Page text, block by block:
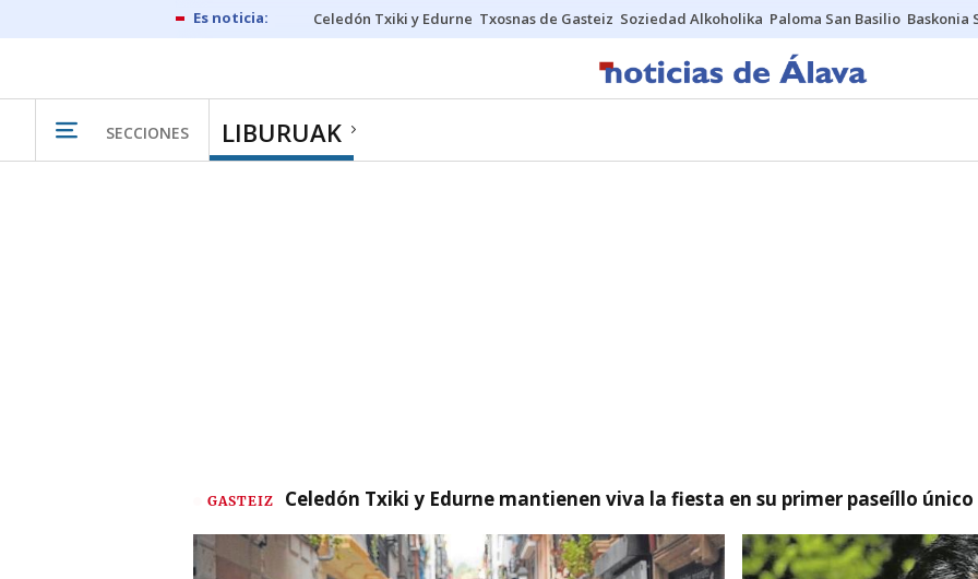
Celedón Txiki y Edurne Txosnas de Gasteiz Soziedad Alkoholika Paloma San Basilio Baskonia
SECCIONES LIBURUAK
GASTEIZ Celedón Txiki y Edurne mantienen viva la fiesta en su primer paseíllo único